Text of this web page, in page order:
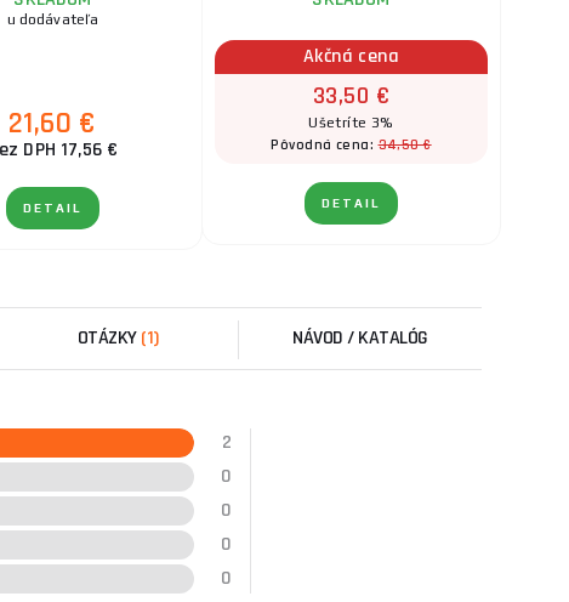
u dodávateľa
21,60 €
DPH 17,56 €
DETAIL
Akčná cena
33,50 €
Ušetríte 3%
Pôvodná cena:34,50 €
DETAIL
OTÁZKY (1) NÁVOD / KATALÓG
2
0
0
0
0